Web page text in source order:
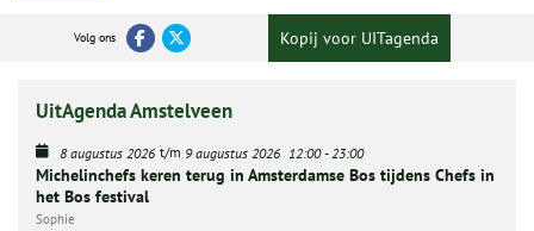
Volg ons Kopij voor UITagenda
UitAgenda Amstelveen
8 augustus 2026 t/m 9 augustus 2026 12:00-23:00
Michelinchefs keren terug in Amsterdamse Bos tijdens Chefs in
het Bos festival
Sophie